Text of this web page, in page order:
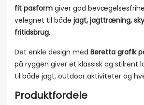
fit pasform giver god
velegnet til både jagt, jagttræning,
fritidsbrug.
Det enkle design med Beretta grafik
på ryggen giver et klassisk og stilrent
til både jagt, outdoor aktiviteter og
Produktfordele